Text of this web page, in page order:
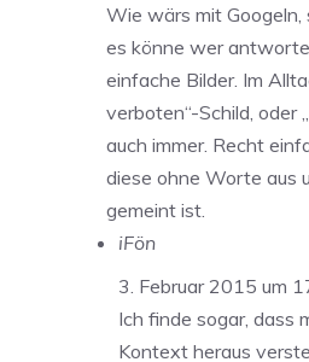
Wie wärs mit
es könne wer
einfache Bilder. Im
verboten“-Schild, oder
auch immer. Recht
diese ohne Worte aus
gemeint ist.
iFön
3. Februar 2015 um
Ich finde sogar, dass
Kontext heraus